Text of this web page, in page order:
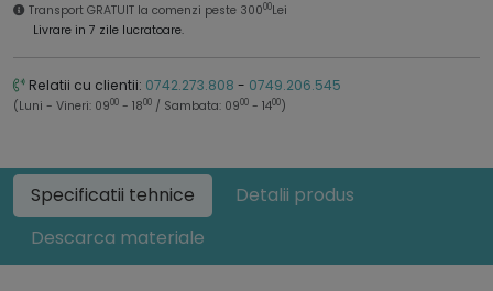
Transport GRATUIT la comenzi peste 30000Lei
Livrare in 7 zile lucratoare.
Relatii cu clientii: 0742.273.808 - 0749.206.545
(Luni - Vineri: 0900 - 1800 / Sambata: 0900 - 1400)
Specificatii tehnice
Detalii produs
Descarca materiale